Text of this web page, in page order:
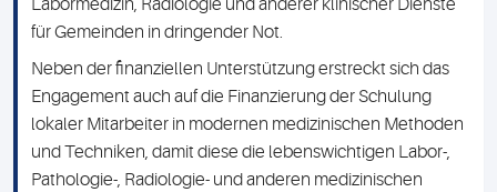
Labormedizin, Radiologie und anderer klinischer Dienste
für Gemeinden in dringender Not.
Neben der finanziellen Unterstützung erstreckt sich das
Engagement auch auf die Finanzierung der Schulung
lokaler Mitarbeiter in modernen medizinischen Methoden
und Techniken, damit diese die lebenswichtigen Labor-,
Pathologie-, Radiologie- und anderen medizinischen